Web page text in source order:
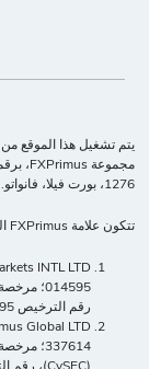
1276، بورت فيلا، فانواتو.
تتكون علامة FXPrimus التجارية من الكيانات التالية:
رقم الترخيص 14595.
337614؛
(CySEC)، رقم الترخيص 261/14.